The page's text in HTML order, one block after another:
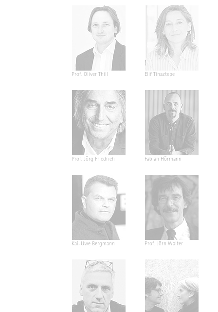
Prof. Oliver Thill Elif Tinaztepe
Prof. Jörg Friedrich Fabian Hörmann
Kai-Uwe Bergmann Prof. Jörn Walter